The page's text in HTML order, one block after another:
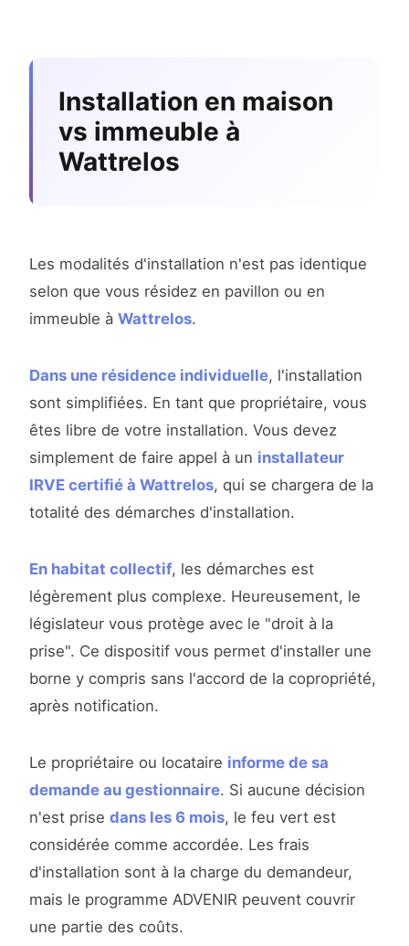
Installation en maison
vs immeuble à
Wattrelos
Les modalités d'installation n'est pas identique
selon que vous résidez en pavillon ou en
immeuble à Wattrelos.
Dans une résidence individuelle, l'installation
sont simplifiées. En tant que propriétaire, vous
êtes libre de votre installation. Vous devez
simplement de faire appel à un installateur
IRVE certifié à Wattrelos, qui se chargera de la
totalité des démarches d'installation.
En habitat collectif, les démarches est
légèrement plus complexe. Heureusement, le
législateur vous protège avec le "droit à la
prise". Ce dispositif vous permet d'installer une
borne y compris sans l'accord de la copropriété,
après notification.
Le propriétaire ou locataire informe de sa
demande au gestionnaire. Si aucune décision
n'est prise dans les 6 mois, le feu vert est
considérée comme accordée. Les frais
d'installation sont à la charge du demandeur,
mais le programme ADVENIR peuvent couvrir
une partie des coûts.